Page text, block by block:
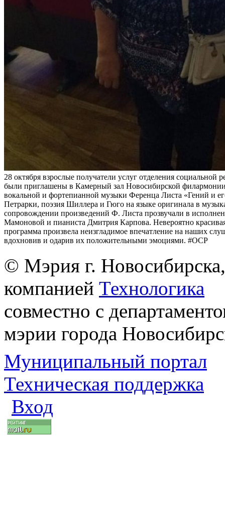
28 октября взрослые получатели услуг отделения социальной
были приглашены в Камерный зал Новосибирской
вокальной и фортепианной музыки Ференца Листа «Гений и
Петрарки, поэзия Шиллера и Гюго на языке оригинала в
сопровождении произведений Ф. Листа прозвучали в
Мамоновой и пианиста Дмитрия Карпова. Невероятно
программа произвела неизгладимое впечатление на наших
вдохновив и одарив их положительными эмоциями. #ОСР
© Мэрия г.
компанией Технологика
совместно с
мэрии города
Муниципальный портал
Техническая поддержка
Вход